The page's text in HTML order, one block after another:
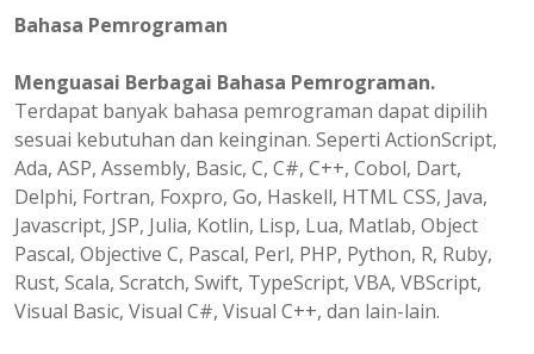
Bahasa Pemrograman
Menguasai Berbagai Bahasa Pemrograman.
Terdapat banyak bahasa pemrograman dapat dipilih
sesuai kebutuhan dan keinginan. Seperti ActionScript,
Ada, ASP, Assembly, Basic, C, C#, C++, Cobol, Dart,
Delphi, Fortran, Foxpro, Go, Haskell, HTML CSS, Java,
Javascript, JSP, Julia, Kotlin, Lisp, Lua, Matlab, Object
Pascal, Objective C, Pascal, Perl, PHP, Python, R, Ruby,
Rust, Scala, Scratch, Swift, TypeScript, VBA, VBScript,
Visual Basic, Visual C#, Visual C++, dan lain-lain.